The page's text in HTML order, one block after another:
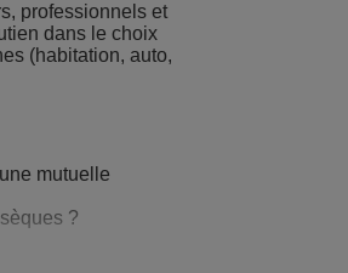
professionnels et
dans le choix
(habitation, auto,
mutuelle
?